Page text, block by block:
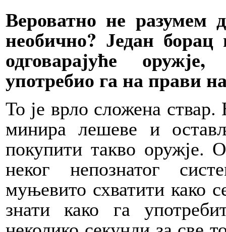
Вероватно не разумем
необично? Један
одговарајуће
употребио га на прави
То је врло сложена
минира лешеве и
покупити такво оружје.
неког непознатог
муњевито схватити како
знати како га